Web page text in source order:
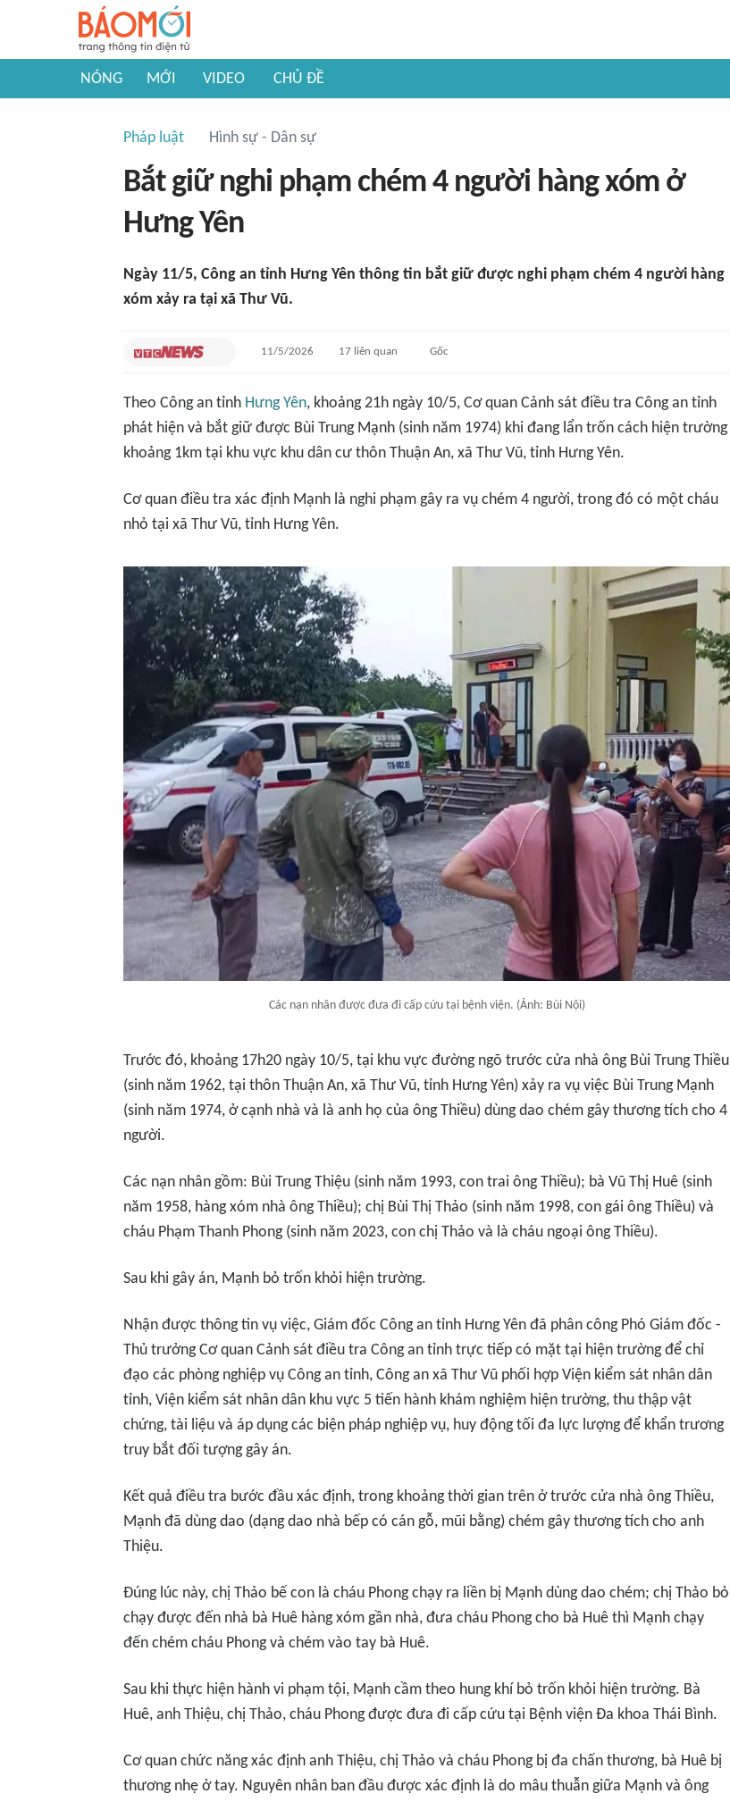
NÓNG MỚI VIDEO CHỦ ĐỀ
Pháp luật Hình sự - Dân sự
Bắt giữ nghi phạm chém 4 người hàng xóm ở
Hưng Yên
Ngày 11/5, Công an tỉnh Hưng Yên thông tin bắt giữ được nghi phạm chém 4 người hàng
xóm xảy ra tại xã Thư Vũ.
11/5/2026 17 liên quan Gốc
Theo Công an tỉnh Hưng Yên, khoảng 21h ngày 10/5, Cơ quan Cảnh sát điều tra Công an tỉnh
phát hiện và bắt giữ được Bùi Trung Mạnh (sinh năm 1974) khi đang lẩn trốn cách hiện trường
khoảng 1km tại khu vực khu dân cư thôn Thuận An, xã Thư Vũ, tỉnh Hưng Yên.
Cơ quan điều tra xác định Mạnh là nghi phạm gây ra vụ chém 4 người, trong đó có một cháu
nhỏ tại xã Thư Vũ, tỉnh Hưng Yên.
Các nạn nhân được đưa đi cấp cứu tại bệnh viện. (Ảnh: Bùi Nội)
Trước đó, khoảng 17h20 ngày 10/5, tại khu vực đường ngõ trước cửa nhà ông Bùi Trung Thiều
(sinh năm 1962, tại thôn Thuận An, xã Thư Vũ, tỉnh Hưng Yên) xảy ra vụ việc Bùi Trung Mạnh
(sinh năm 1974, ở cạnh nhà và là anh họ của ông Thiều) dùng dao chém gây thương tích cho 4
người.
Các nạn nhân gồm: Bùi Trung Thiệu (sinh năm 1993, con trai ông Thiều); bà Vũ Thị Huê (sinh
năm 1958, hàng xóm nhà ông Thiều); chị Bùi Thị Thảo (sinh năm 1998, con gái ông Thiều) và
cháu Phạm Thanh Phong (sinh năm 2023, con chị Thảo và là cháu ngoại ông Thiều).
Sau khi gây án, Mạnh bỏ trốn khỏi hiện trường.
Nhận được thông tin vụ việc, Giám đốc Công an tỉnh Hưng Yên đã phân công Phó Giám đốc -
Thủ trưởng Cơ quan Cảnh sát điều tra Công an tỉnh trực tiếp có mặt tại hiện trường để chỉ
đạo các phòng nghiệp vụ Công an tỉnh, Công an xã Thư Vũ phối hợp Viện kiểm sát nhân dân
tỉnh, Viện kiểm sát nhân dân khu vực 5 tiến hành khám nghiệm hiện trường, thu thập vật
chứng, tài liệu và áp dụng các biện pháp nghiệp vụ, huy động tối đa lực lượng để khẩn trương
truy bắt đối tượng gây án.
Kết quả điều tra bước đầu xác định, trong khoảng thời gian trên ở trước cửa nhà ông Thiều,
Mạnh đã dùng dao (dạng dao nhà bếp có cán gỗ, mũi bằng) chém gây thương tích cho anh
Thiệu.
Đúng lúc này, chị Thảo bế con là cháu Phong chạy ra liền bị Mạnh dùng dao chém; chị Thảo bỏ
chạy được đến nhà bà Huê hàng xóm gần nhà, đưa cháu Phong cho bà Huê thì Mạnh chạy
đến chém cháu Phong và chém vào tay bà Huê.
Sau khi thực hiện hành vi phạm tội, Mạnh cầm theo hung khí bỏ trốn khỏi hiện trường. Bà
Huê, anh Thiệu, chị Thảo, cháu Phong được đưa đi cấp cứu tại Bệnh viện Đa khoa Thái Bình.
Cơ quan chức năng xác định anh Thiệu, chị Thảo và cháu Phong bị đa chấn thương, bà Huê bị
thương nhẹ ở tay. Nguyên nhân ban đầu được xác định là do mâu thuẫn giữa Mạnh và ông